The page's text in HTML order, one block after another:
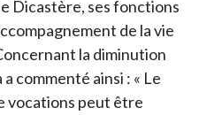
Dicastère, ses fonctions
de la vie
la diminution
commenté ainsi : « Le
vocations peut être